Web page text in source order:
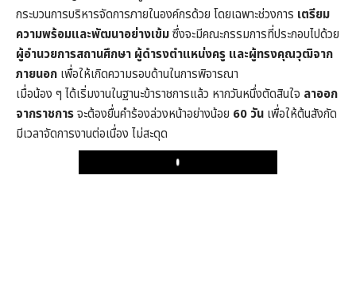
กระบวนการบริหารจัดการภายในองค์กรด้วย โดยเฉพาะช่วงการ เตรียม
ความพร้อมและพัฒนาอย่างเข้มซึ่งจะมีคณะกรรมการที่ประกอบไปด้วย
ผู้อำนวยการสถานศึกษา ผู้ดำรงตำแหน่งครู และผู้ทรงคุณวุฒิจาก
ภายนอก เพื่อให้เกิดความรอบด้านในการพิจารณา
เมื่อน้อง ๆ ได้เริ่มงานในฐานะข้าราชการแล้ว หากวันหนึ่งตัดสินใจ ลาออก
จากราชการจะต้องยื่นคำร้องล่วงหน้าอย่างน้อย 60 วัน เพื่อให้ต้นสังกัด
มีเวลาจัดการงานต่อเนื่อง ไม่สะดุด
Play